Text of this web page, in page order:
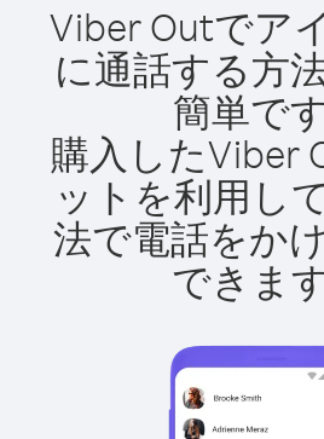
Viber Outでア
に通話する方
簡単です
購入したViber
ットを利用し
法で電話をか
できます